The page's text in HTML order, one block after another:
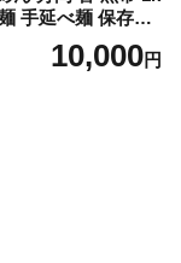
手延べ麺 保存食
締め 化粧箱 お取
フト 奈良県 宇陀市
10,000円